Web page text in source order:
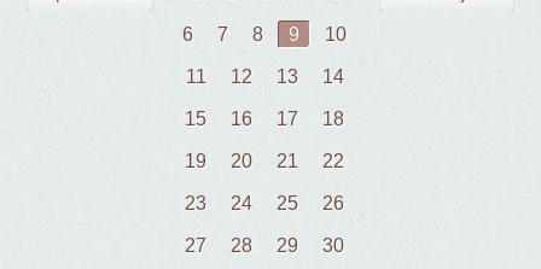
6 7 8 9 10
11 12 13 14
15 16 17 18
19 20 21 22
23 24 25 26
27 28 29 30